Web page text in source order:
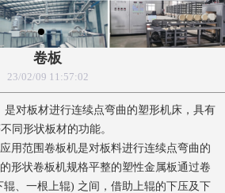
卷板
23/02/09 11:57:02
是对板材进行连续点弯曲的塑形机床，具有
同形状板材的功能。
用范围卷板机是对板料进行连续点弯曲的
形状卷板机规格平整的塑性金属板通过卷
、一根上辊) 之间，借助上辊的下压及下